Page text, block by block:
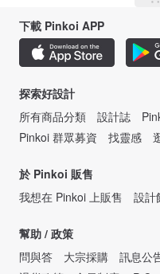
下載 Pinkoi APP
探索好設計
所有商品分類
設計誌
Pinkoi 群眾募資
找靈感
於 Pinkoi 販售
我想在 Pinkoi 上販售
設計
幫助 / 政策
問與答
大宗採購 訊息公